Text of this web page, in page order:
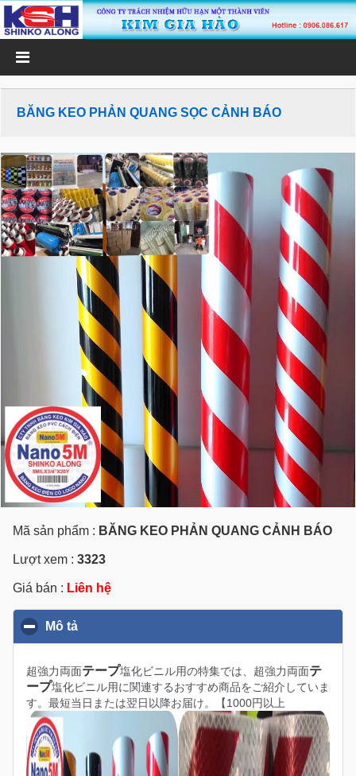
BĂNG KEO PHẢN QUANG SỌC CẢNH BÁO
Mã sản phẩm : BĂNG KEO PHẢN QUANG CẢNH BÁO
Lượt xem : 3323
Giá bán : Liên hệ
Mô tả
超強力両面テープ塩化ビニル用の特集では、超強力両面テ
ープ塩化ビニル用に関連するおすすめ商品をご紹介していま
す。最短当日または翌日以降お届け。【1000円以上